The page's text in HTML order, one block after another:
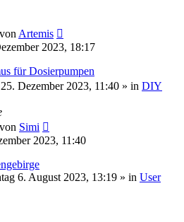
von Artemis
2023, 18:17
für Dosierpumpen
Dezember 2023, 11:40 » in DIY
von Simi
2023, 11:40
6. August 2023, 13:19 » in User